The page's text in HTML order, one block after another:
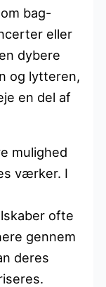
bag-
eller
dybere
og lytteren,
en del af
mulighed
værker. I
ofte
gennem
deres